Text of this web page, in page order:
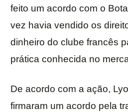
feito um acordo com o
vez havia vendido os
dinheiro do clube francês
prática conhecida no
De acordo com a ação,
firmaram um acordo pela